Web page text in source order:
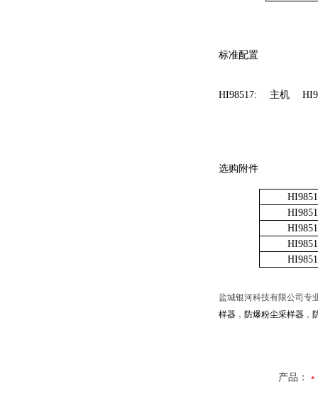
标准配置
HI98517: 主机
选购附件
盐城银河科技有限公司专
样器 ， 防爆粉尘采样器 ，
产品：